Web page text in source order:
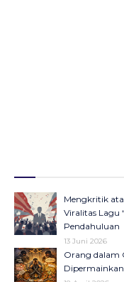
Mengkritik
Viralitas Lagu
Pendahuluan
13 Juni 2026
Orang dalam
Dipermainkan